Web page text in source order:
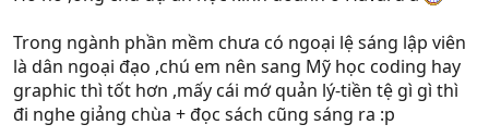
Trong ngành phần mềm chưa có ngoại lệ sáng lập viên
là dân ngoại đạo ,chú em nên sang Mỹ học coding hay
graphic thì tốt hơn ,mấy cái mớ quản lý-tiền tệ gì gì thì
đi nghe giảng chùa + đọc sách cũng sáng ra :p